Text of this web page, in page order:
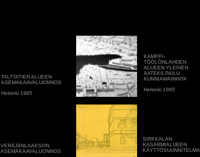
TALTTATIEN ALUEEN
ASEMAKAAVALUONNOS
Helsinki 1985
VERÄJÄNLAAKSON
ASEMAKAAVALUONNOS
SIRKKALAN
KASARMIALUEEN
KÄYTTÖSUUNNITELMA
KAMPPI-
TÖÖLÖNLAHDEN
ALUEEN YLEINEN
AATEKILPAILU
KUNNIAMAININTA
Helsinki 1985